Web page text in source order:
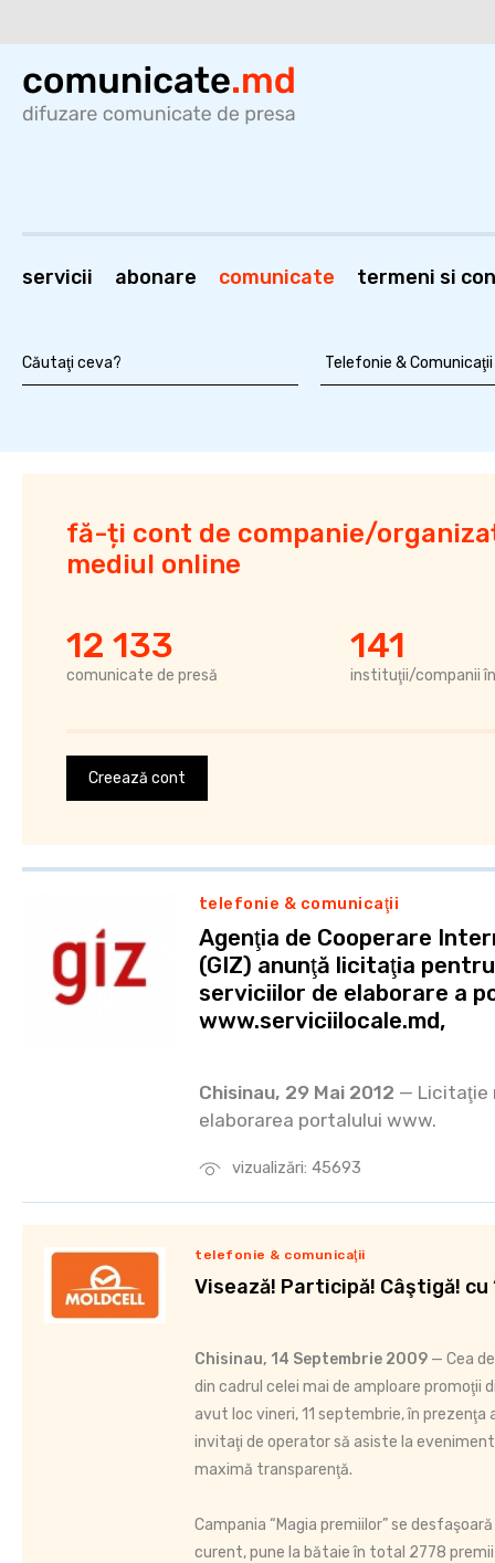
servicii abonare comunicate termeni si
fă-ți cont de companie/
mediul online
12 133
comunicate de presă
141
instituţii/companii
Creează cont
vizualizări: 45693
telefonie & comunicaţii
Agenţia de Cooperare
(GIZ) anunţă licitaţia
serviciilor de elaborare a
www.serviciilocale.md,
Chisinau, 29 Mai 2012 — Licitaţie
elaborarea portalului www.
telefonie & comunicaţii
Visează! Participă! Câştigă! cu
Chisinau, 14 Septembrie 2009 — Cea
din cadrul celei mai de amploare promoţii
avut loc vineri, 11 septembrie, în prezenţa
invitaţi de operator să asiste la
maximă transparenţă.
Campania “Magia premiilor” se
curent, pune la bătaie în total 2778